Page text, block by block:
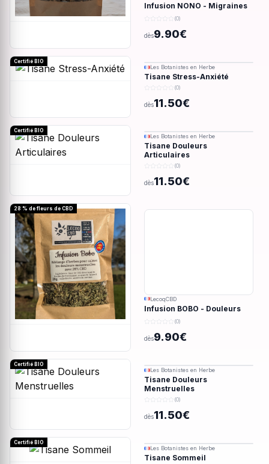
Infusion NONO - Migraines
& douleurs - 28g
(0)
dès9.90€
Certifié BIO
Les Botanistes en Herbe
Tisane Stress-Anxiété
(0)
dès11.50€
Certifié BIO
Les Botanistes en Herbe
Tisane Douleurs
Articulaires
(0)
dès11.50€
28 % de fleurs de CBD
LecoqCBD
Infusion BOBO - Douleurs
menstruelles - 28g
(0)
dès9.90€
Certifié BIO
Les Botanistes en Herbe
Tisane Douleurs
Menstruelles
(0)
dès11.50€
Certifié BIO
Les Botanistes en Herbe
Tisane Sommeil